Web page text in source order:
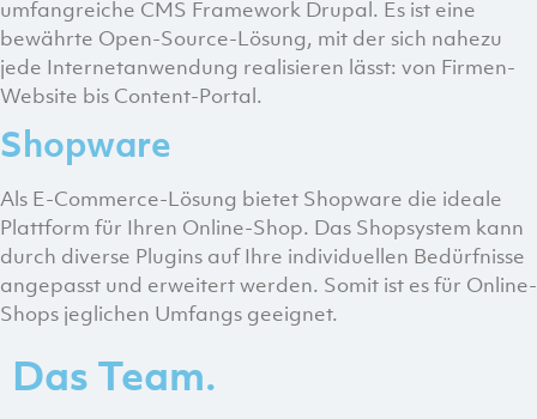
umfangreiche CMS Framework Drupal. Es ist eine
bewährte Open-Source-Lösung, mit der sich nahezu
jede Internetanwendung realisieren lässt: von Firmen-
Website bis Content-Portal.
Shopware
Als E-Commerce-Lösung bietet Shopware die ideale
Plattform für Ihren Online-Shop. Das Shopsystem kann
durch diverse Plugins auf Ihre individuellen Bedürfnisse
angepasst und erweitert werden. Somit ist es für Online-
Shops jeglichen Umfangs geeignet.
Das Team.